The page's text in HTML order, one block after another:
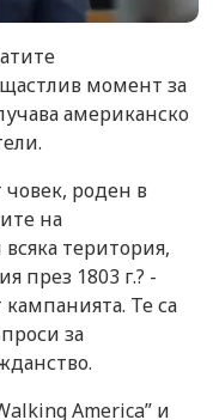
момент за
американско
човек, роден в
на
територия,
през 1803 г.? -
кампанията. Те са
за
America” и